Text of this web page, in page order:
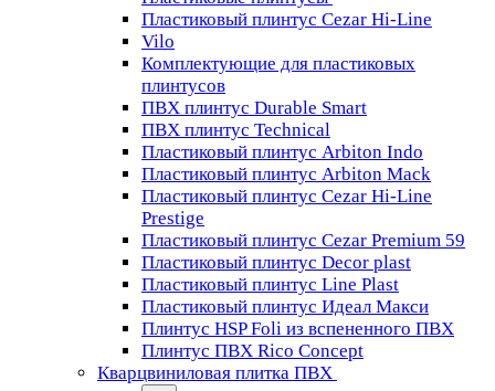
Пластиковый плинтус Cezar Hi-Line
Vilo
Комплектующие для пластиковых
плинтусов
ПВХ плинтус Durable Smart
ПВХ плинтус Technical
Пластиковый плинтус Arbiton Indo
Пластиковый плинтус Arbiton Mack
Пластиковый плинтус Cezar Hi-Line
Prestige
Пластиковый плинтус Cezar Premium 59
Пластиковый плинтус Decor plast
Пластиковый плинтус Line Plast
Пластиковый плинтус Идеал Макси
Плинтус HSP Foli из вспененного ПВХ
Плинтус ПВХ Rico Concept
Кварцвиниловая плитка ПВХ